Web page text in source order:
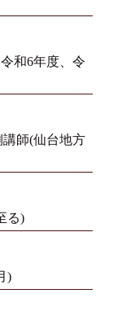
和6年度、令
師(仙台地方
る)
)